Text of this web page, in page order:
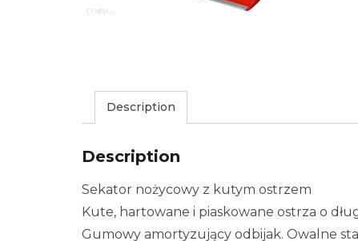
Description
Description
Sekator nożycowy z kutym ostrzem
Kute, hartowane i piaskowane ostrza o
Gumowy amortyzujący odbijak. Owalne